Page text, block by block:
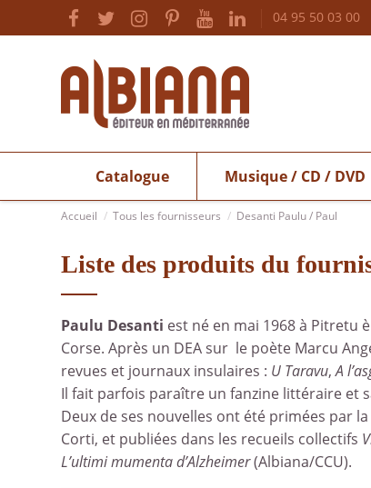
04 95 50 03 00
Catalogue Musique / CD / DVD
Accueil Tous les fournisseurs Desanti Paulu / Paul
Liste des produits du
Paulu Desanti est né en mai 1968 à Pitretu
Corse. Après un DEA sur le poète Marcu
revues et journaux insulaires : U Taravu,A
Il fait parfois paraître un fanzine littéraire et
Deux de ses nouvelles ont été primées par
Corti, et publiées dans les recueils collectifs
L’ultimi mumenta d’Alzheimer(Albiana/CCU).